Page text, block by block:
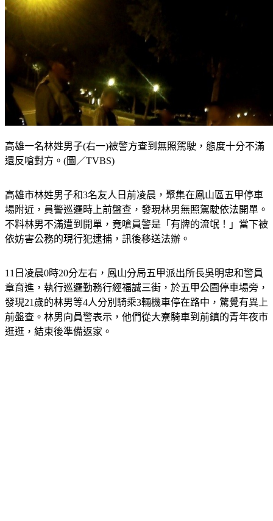
高雄一名林姓男子(右一)被警方查到無照駕駛，態度十分不滿
還反嗆對方。(圖／TVBS)
高雄市林姓男子和3名友人日前凌晨，聚集在鳳山區五甲停車
場附近，員警巡邏時上前盤查，發現林男無照駕駛依法開單。
不料林男不滿遭到開單，竟嗆員警是「有牌的流氓！」 當下被
依妨害公務的現行犯逮捕，訊後移送法辦。
11日凌晨0時20分左右，鳳山分局五甲派出所長吳明忠和警員
章育進，執行巡邏勤務行經福誠三街，於五甲公園停車場旁，
發現21歲的林男等4人分別騎乘3輛機車停在路中，驚覺有異上
前盤查。林男向員警表示，他們從大寮騎車到前鎮的青年夜市
逛逛，結束後準備返家。